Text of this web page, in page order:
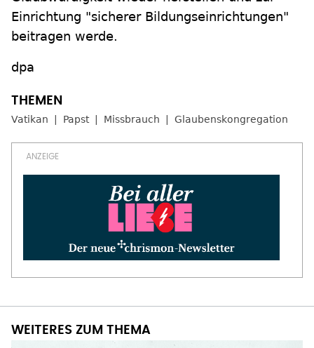
Einrichtung "sicherer Bildungseinrichtungen"
beitragen werde.
dpa
Vatikan Papst Missbrauch Glaubenskongregation
WEITERES ZUM THEMA